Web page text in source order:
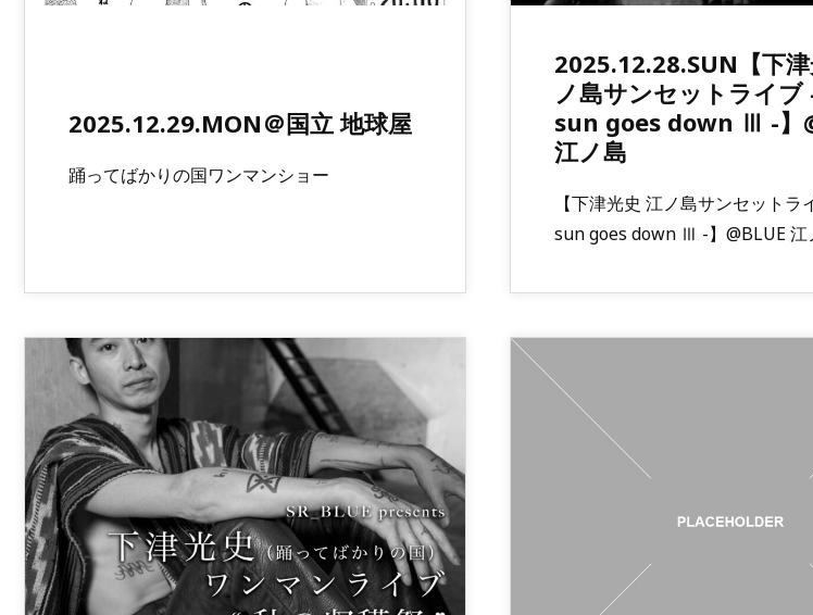
2025.12.29.MON＠国立 地球屋
踊ってばかりの国ワンマンショー
2025.12.28.SUN【下
ノ島サンセットライ
sun goes down Ⅲ -】
江ノ島
【下津光史 江ノ島サンセットラ
sun goes down Ⅲ -】@BLUE 江